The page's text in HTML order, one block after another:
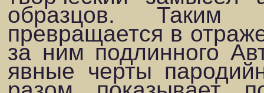
образцов. Таким
превращается в
за ним подлинного
явные черты